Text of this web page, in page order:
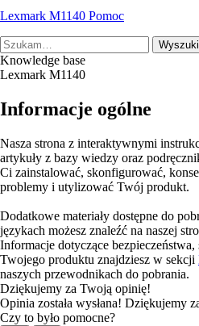
Lexmark M1140 Pomoc
Knowledge base
Lexmark M1140
Informacje ogólne
Nasza strona z interaktywnymi
artykuły z bazy wiedzy oraz
Ci zainstalować, skonfigurować,
problemy i utylizować Twój produkt.
Dodatkowe materiały dostępne do
językach możesz znaleźć na naszej
Informacje dotyczące
Twojego produktu znajdziesz w sekcji
naszych przewodnikach do pobrania.
Dziękujemy za Twoją opinię!
Opinia została wysłana! Dziękujemy
Czy to było pomocne?